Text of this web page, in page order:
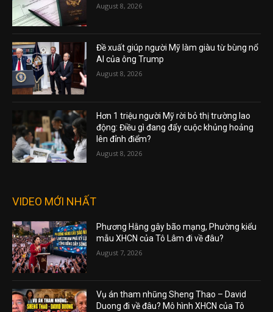
August 8, 2026
Đề xuất giúp người Mỹ làm giàu từ bùng nổ
AI của ông Trump
August 8, 2026
Hơn 1 triệu người Mỹ rời bỏ thị trường lao
động: Điều gì đang đẩy cuộc khủng hoảng
lên đỉnh điểm?
August 8, 2026
VIDEO MỚI NHẤT
Phương Hằng gây bão mạng, Phường kiểu
mẫu XHCN của Tô Lâm đi về đâu?
August 7, 2026
Vụ án tham nhũng Sheng Thao – David
Duong đi về đâu? Mô hình XHCN của Tô